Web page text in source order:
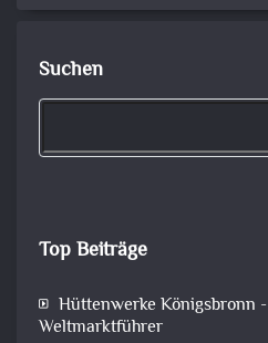
Suchen
Top Beiträge
Hüttenwerke Königsbronn
Weltmarktführer